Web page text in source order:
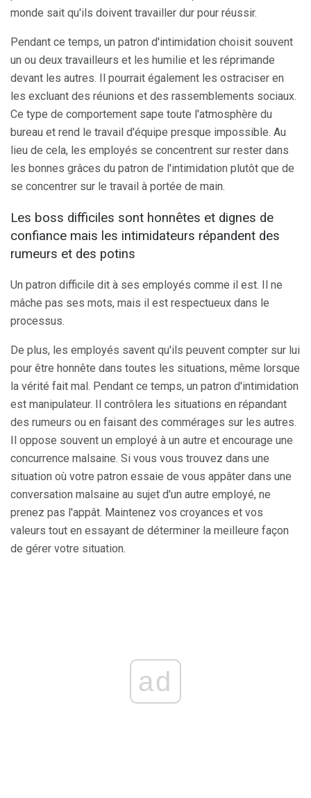
monde sait qu'ils doivent travailler dur pour réussir.
Pendant ce temps, un patron d'intimidation choisit souvent
un ou deux travailleurs et les humilie et les réprimande
devant les autres. Il pourrait également les ostraciser en
les excluant des réunions et des rassemblements sociaux.
Ce type de comportement sape toute l'atmosphère du
bureau et rend le travail d'équipe presque impossible. Au
lieu de cela, les employés se concentrent sur rester dans
les bonnes grâces du patron de l'intimidation plutôt que de
se concentrer sur le travail à portée de main.
Les boss difficiles sont honnêtes et dignes de
confiance mais les intimidateurs répandent des
rumeurs et des potins
Un patron difficile dit à ses employés comme il est. Il ne
mâche pas ses mots, mais il est respectueux dans le
processus.
De plus, les employés savent qu'ils peuvent compter sur lui
pour être honnête dans toutes les situations, même lorsque
la vérité fait mal. Pendant ce temps, un patron d'intimidation
est manipulateur. Il contrôlera les situations en répandant
des rumeurs ou en faisant des commérages sur les autres.
Il oppose souvent un employé à un autre et encourage une
concurrence malsaine. Si vous vous trouvez dans une
situation où votre patron essaie de vous appâter dans une
conversation malsaine au sujet d'un autre employé, ne
prenez pas l'appât. Maintenez vos croyances et vos
valeurs tout en essayant de déterminer la meilleure façon
de gérer votre situation.
ad